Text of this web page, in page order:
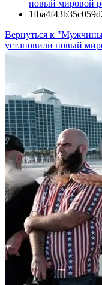
новый мировой
Вернуться к
установили новый